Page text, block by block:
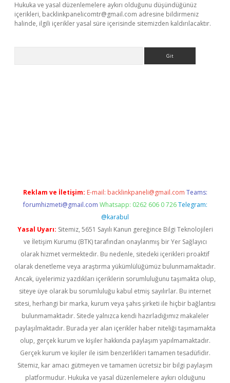
Hukuka ve yasal düzenlemelere aykırı olduğunu düşündüğünüz
içerikleri, backlinkpanelicomtr@gmail.com adresine bildirmeniz
halinde, ilgili içerikler yasal süre içerisinde sitemizden kaldırılacaktır.
Reklam ve İletişim: E-mail: backlinkpaneli@gmail.com Teams:
forumhizmeti@gmail.com Whatsapp: 0262 606 0 726 Telegram:
@karabul
Yasal Uyarı: Sitemiz, 5651 Sayılı Kanun gereğince Bilgi Teknolojileri
ve İletişim Kurumu (BTK) tarafından onaylanmış bir Yer Sağlayıcı
olarak hizmet vermektedir. Bu nedenle, sitedeki içerikleri proaktif
olarak denetleme veya araştırma yükümlülüğümüz bulunmamaktadır.
Ancak, üyelerimiz yazdıkları içeriklerin sorumluluğunu taşımakta olup,
siteye üye olarak bu sorumluluğu kabul etmiş sayılırlar. Bu internet
sitesi, herhangi bir marka, kurum veya şahıs şirketi ile hiçbir bağlantısı
bulunmamaktadır. Sitede yalnızca kendi hazırladığımız makaleler
paylaşılmaktadır. Burada yer alan içerikler haber niteliği taşımamakta
olup, gerçek kurum ve kişiler hakkında paylaşım yapılmamaktadır.
Gerçek kurum ve kişiler ile isim benzerlikleri tamamen tesadüfidir.
Sitemiz, kar amacı gütmeyen ve tamamen ücretsiz bir bilgi paylaşım
platformudur. Hukuka ve yasal düzenlemelere aykırı olduğunu